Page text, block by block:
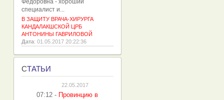
Фёдоровна - хороший
специалист и...
В ЗАЩИТУ ВРАЧА-ХИРУРГА
КАНДАЛАКШСКОЙ ЦРБ
АНТОНИНЫ ГАВРИЛОВОЙ
Дата: 01.05.2017 20:22:36
СТАТЬИ
22.05.2017
07:12 - Провинцию в